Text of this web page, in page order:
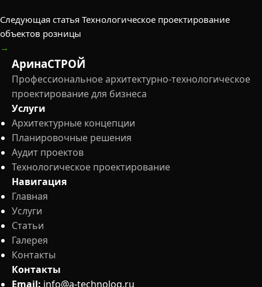
Следующая статья Технологическое проектирование
объектов розницы
→
АринаСТРОЙ
Профессиональное архитектурно-технологическое
проектирование для бизнеса
Услуги
Архитектурные концепции
Планировочные решения
Аудит проектов
Технологическое проектирование
Навигация
Главная
Услуги
Статьи
Галерея
Контакты
Контакты
Email: info@a-technolog.ru